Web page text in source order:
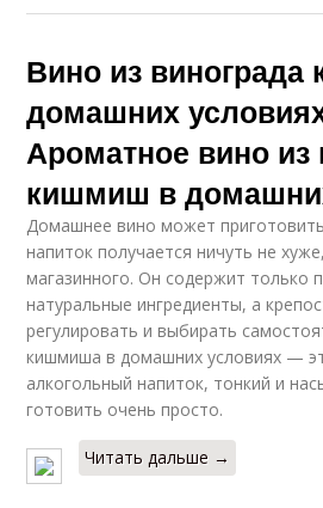
Вино из
домашних
Ароматное вино из
кишмиш в
Домашнее вино может
напиток получается ничуть не
магазинного. Он содержит только
натуральные ингредиенты, а
регулировать и выбирать
кишмиша в домашних условиях —
алкогольный напиток, тонкий и
готовить очень просто.
Читать дальше →